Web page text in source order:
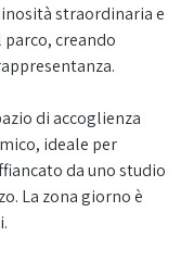
straordinaria e
creando
di accoglienza
ideale per
da uno studio
La zona giorno è